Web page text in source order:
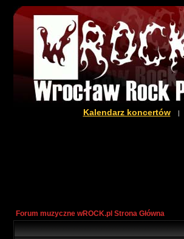
Kalendarz koncertów|
Forum muzyczne wROCK.pl Strona Główna